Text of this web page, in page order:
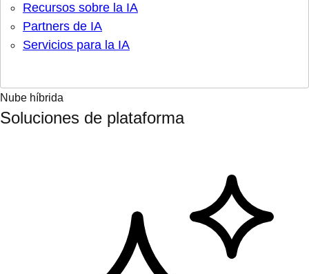
Recursos sobre la IA
Partners de IA
Servicios para la IA
Nube híbrida
Soluciones de plataforma